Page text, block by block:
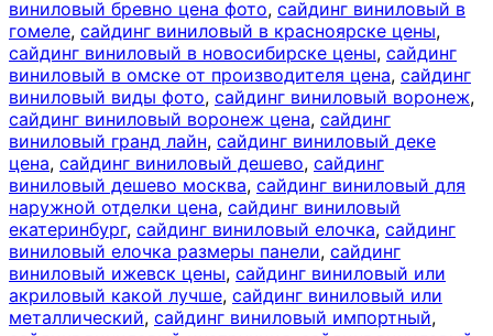
виниловый бревно цена фото, сайдинг виниловый в
гомеле, сайдинг виниловый в красноярске цены,
сайдинг виниловый в новосибирске цены, сайдинг
виниловый в омске от производителя цена, сайдинг
виниловый виды фото, сайдинг виниловый воронеж,
сайдинг виниловый воронеж цена, сайдинг
виниловый гранд лайн, сайдинг виниловый деке
цена, сайдинг виниловый дешево, сайдинг
виниловый дешево москва, сайдинг виниловый для
наружной отделки цена, сайдинг виниловый
екатеринбург, сайдинг виниловый елочка, сайдинг
виниловый елочка размеры панели, сайдинг
виниловый ижевск цены, сайдинг виниловый или
акриловый какой лучше, сайдинг виниловый или
металлический, сайдинг виниловый импортный,